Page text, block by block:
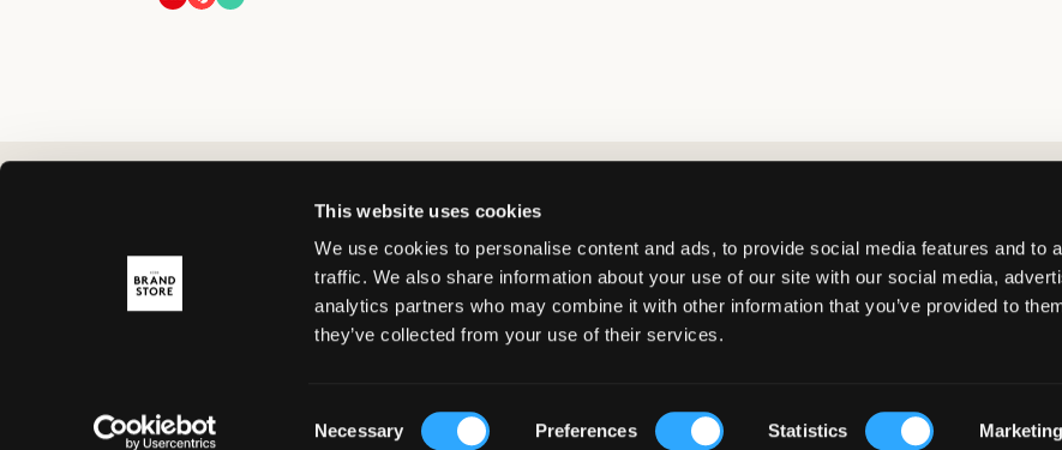
This website uses cookies
We use cookies to personalise content and ads, to provide social media features and to
traffic. We also share information about your use of our site with our social media,
analytics partners who may combine it with other information that you’ve provided to
they’ve collected from your use of their services.
Selection
Necessary Preferences Statistics Marketing
© Copyright 2026 Kids Brand Store AB